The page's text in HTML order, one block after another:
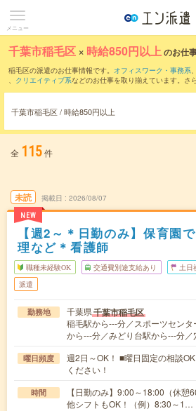
メニュー
千葉市稲毛区 × 時給850円以上のお仕
稲毛区の派遣のお仕事情報です。 オフィスワーク・事務系、
、 クリエイティブ系などのお仕事を取り揃えています。さら
時給1150円以上 ・1800円以上の求人はこちら
当サイトでは法令を遵守し、最低賃金以上の求人のみを掲
千葉市稲毛区 / 時給850円以上
全 115件
未読
NEW
掲載日 2026/08/07
【週2～＊日勤のみ】保育園
理など＊看護師
職種未経験OK 交通費別途支給あり 土日
派遣
勤務地 千葉県千葉市稲毛区
稲毛駅から---分／スポーツセン
から---分／みどり台駅から---分
曜日頻度
週2日～OK！ ■曜日固定の相談
ください！
時間
【日勤のみ】9:00～18:00（休
他シフトもOK！（例）8:30～1…